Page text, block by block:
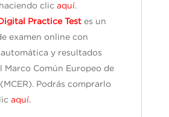
clic aquí.
Practice Test es un
examen online con
y resultados
Marco Común Europeo de
Podrás comprarlo
aquí.